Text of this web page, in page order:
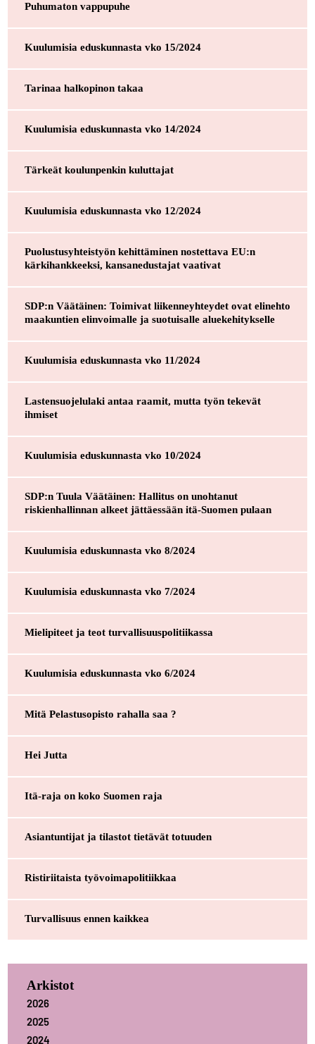
Puhumaton vappupuhe
Kuulumisia eduskunnasta vko 15/2024
Tarinaa halkopinon takaa
Kuulumisia eduskunnasta vko 14/2024
Tärkeät koulunpenkin kuluttajat
Kuulumisia eduskunnasta vko 12/2024
Puolustusyhteistyön kehittäminen nostettava EU:n
kärkihankkeeksi, kansanedustajat vaativat
SDP:n Väätäinen: Toimivat liikenneyhteydet ovat elinehto
maakuntien elinvoimalle ja suotuisalle aluekehitykselle
Kuulumisia eduskunnasta vko 11/2024
Lastensuojelulaki antaa raamit, mutta työn tekevät
ihmiset
Kuulumisia eduskunnasta vko 10/2024
SDP:n Tuula Väätäinen: Hallitus on unohtanut
riskienhallinnan alkeet jättäessään itä-Suomen pulaan
Kuulumisia eduskunnasta vko 8/2024
Kuulumisia eduskunnasta vko 7/2024
Mielipiteet ja teot turvallisuuspolitiikassa
Kuulumisia eduskunnasta vko 6/2024
Mitä Pelastusopisto rahalla saa ?
Hei Jutta
Itä-raja on koko Suomen raja
Asiantuntijat ja tilastot tietävät totuuden
Ristiriitaista työvoimapolitiikkaa
Turvallisuus ennen kaikkea
Arkistot
2026
2025
2024